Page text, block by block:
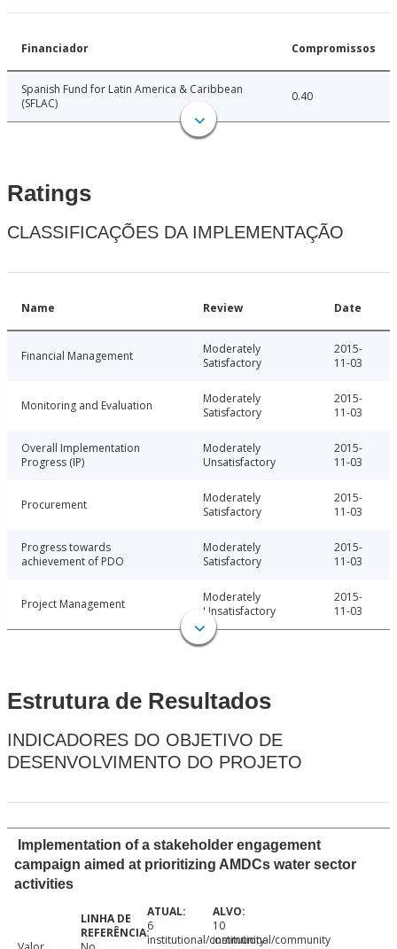
Financiador Compromissos
Spanish Fund for Latin America & Caribbean
(SFLAC)
0.40
Ratings
CLASSIFICAÇÕES DA IMPLEMENTAÇÃO
Name Review Date
Financial Management
Moderately
Satisfactory
2015-
11-03
Monitoring and Evaluation
Moderately
Satisfactory
2015-
11-03
Overall Implementation
Progress (IP)
Moderately
Unsatisfactory
2015-
11-03
Procurement
Moderately
Satisfactory
2015-
11-03
Progress towards
achievement of PDO
Moderately
Satisfactory
2015-
11-03
Project Management
Moderately
Unsatisfactory
2015-
11-03
Estrutura de Resultados
INDICADORES DO OBJETIVO DE
DESENVOLVIMENTO DO PROJETO
Implementation of a stakeholder engagement
campaign aimed at prioritizing AMDCs water sector
activities
6
institutional/community
10
institutional/community